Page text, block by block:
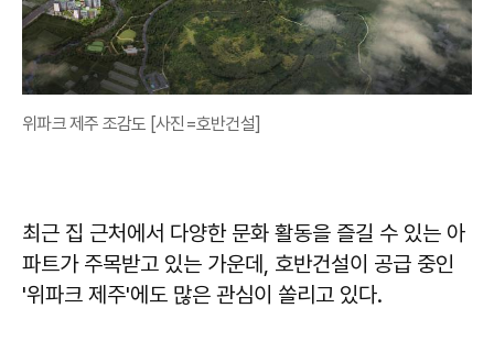
위파크 제주 조감도 [사진=호반건설]
최근 집 근처에서 다양한 문화 활동을 즐길 수 있는 아
파트가 주목받고 있는 가운데, 호반건설이 공급 중인
'위파크 제주'에도 많은 관심이 쏠리고 있다.